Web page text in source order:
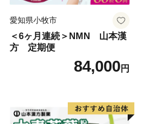
愛知県小牧市
＜6ヶ月連続＞NMN 山本漢
方 定期便
84,000円